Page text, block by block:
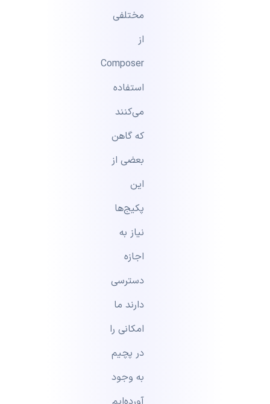
مختلفی
از
Composer
استفاده
می‌کنند
که گاهن
بعضی از
این
پکیج‌ها
نیاز به
اجازه
دسترسی
دارند ما
امکانی را
در پچیم
به وجود